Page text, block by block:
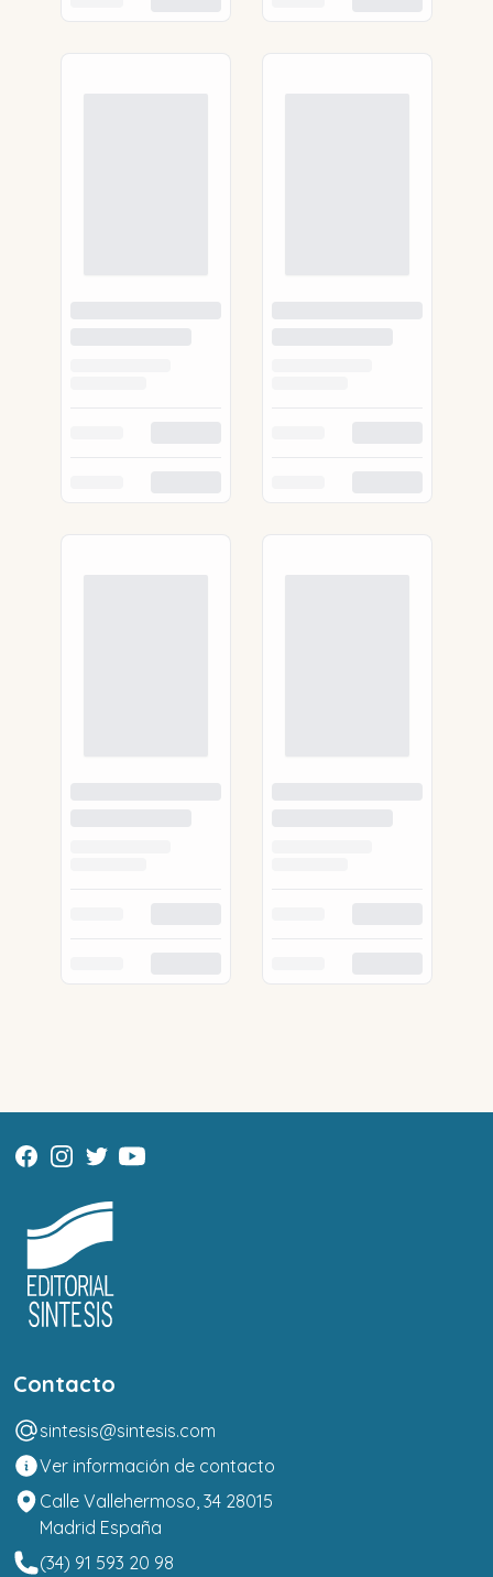
Contacto
sintesis@sintesis.com
Ver información de contacto
Calle Vallehermoso, 34 28015
Madrid España
(34) 91 593 20 98